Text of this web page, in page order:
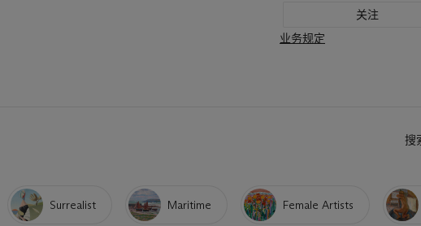
关注
业务规定
搜
Surrealist Maritime Female Artists